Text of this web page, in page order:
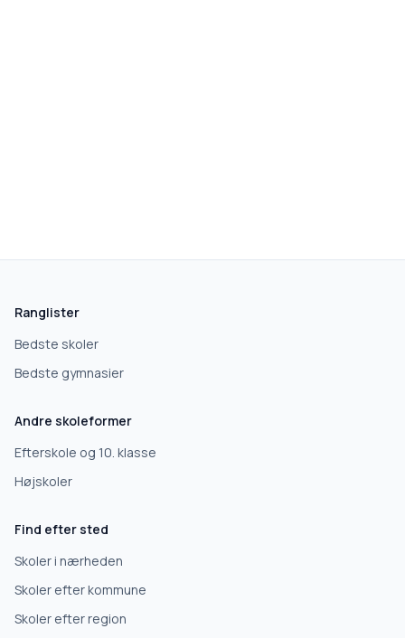
Hvad leder du efter?
Grundskole
10. klasse
Erhvervsuddannelse
Ranglister
Bedste skoler
Bedste gymnasier
Andre skoleformer
Efterskole og 10. klasse
Højskoler
Find efter sted
Skoler i nærheden
Skoler efter kommune
Skoler efter region